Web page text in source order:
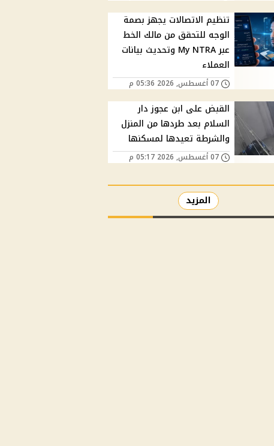
تنظيم الاتصالات يجهز بصمة
الوجه للتحقق من مالك الخط
عبر My NTRA وتحديث بيانات
العملاء
07 أغسطس, 2026 05:36 م
القبض على ابن عجوز دار
السلام بعد طردها من المنزل
والشرطة تعيدها لمسكنها
07 أغسطس, 2026 05:17 م
المزيد